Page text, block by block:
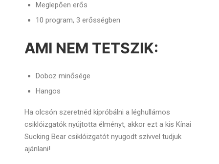
Meglepően erős
10 program, 3 erősségben
AMI NEM TETSZIK:
Doboz minősége
Hangos
Ha olcsón szeretnéd kipróbálni a léghullámos
csiklóizgatók nyújtotta élményt, akkor ezt a kis Kínai
Sucking Bear csiklóizgatót nyugodt szívvel tudjuk
ajánlani!